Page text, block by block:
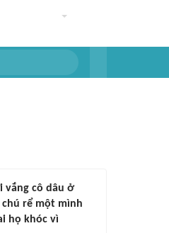
vắng cô dâu ở
chú rể một mình
họ khóc vì